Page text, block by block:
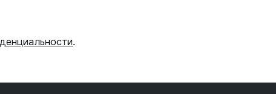
.